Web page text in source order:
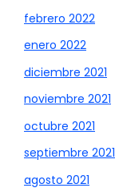
febrero 2022
enero 2022
diciembre 2021
noviembre 2021
octubre 2021
septiembre 2021
agosto 2021